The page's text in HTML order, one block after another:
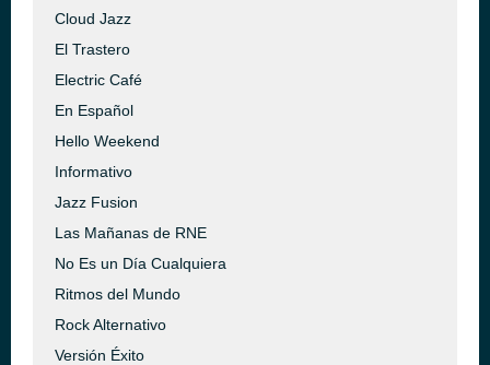
Cloud Jazz
El Trastero
Electric Café
En Español
Hello Weekend
Informativo
Jazz Fusion
Las Mañanas de RNE
No Es un Día Cualquiera
Ritmos del Mundo
Rock Alternativo
Versión Éxito